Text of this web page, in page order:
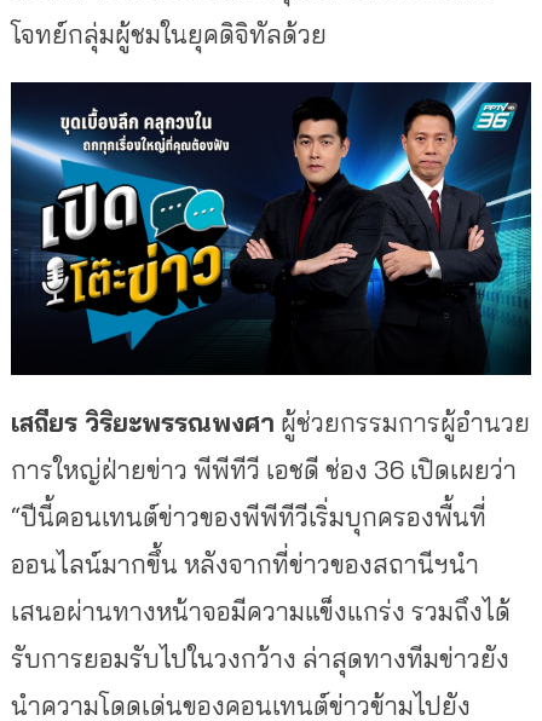
โจทย์กลุ่มผู้ชมในยุคดิจิทัลด้วย
เสถียร วิริยะพรรณพงศา ผู้ช่วยกรรมการผู้อำนวย
การใหญ่ฝ่ายข่าว พีพีทีวี เอชดี ช่อง 36 เปิดเผยว่า
“ปีนี้คอนเทนต์ข่าวของพีพีทีวีเริ่มบุกครองพื้นที่
ออนไลน์มากขึ้น หลังจากที่ข่าวของสถานีฯนำ
เสนอผ่านทางหน้าจอมีความแข็งแกร่ง รวมถึงได้
รับการยอมรับไปในวงกว้าง ล่าสุดทางทีมข่าวยัง
นำความโดดเด่นของคอนเทนต์ข่าวข้ามไปยัง